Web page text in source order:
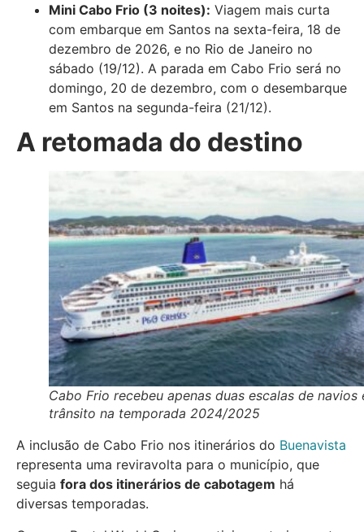
Mini Cabo Frio (3 noites): Viagem mais curta
com embarque em Santos na sexta-feira, 18 de
dezembro de 2026, e no Rio de Janeiro no
sábado (19/12). A parada em Cabo Frio será no
domingo, 20 de dezembro, com o desembarque
em Santos na segunda-feira (21/12).
A retomada do destino
Cabo Frio recebeu apenas duas escalas de navios
trânsito na temporada 2024/2025
A inclusão de Cabo Frio nos itinerários do Buenavista
representa uma reviravolta para o município, que
seguia fora dos itinerários de cabotagem há
diversas temporadas.